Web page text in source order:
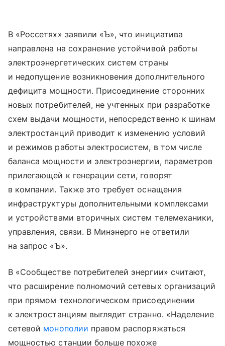
В «Россетях» заявили «Ъ», что инициатива
направлена на сохранение устойчивой работы
электроэнергетических систем страны
и недопущение возникновения дополнительного
дефицита мощности. Присоединение сторонних
новых потребителей, не учтенных при разработке
схем выдачи мощности, непосредственно к шинам
электростанций приводит к изменению условий
и режимов работы электросистем, в том числе
баланса мощности и электроэнергии, параметров
прилегающей к генерации сети, говорят
в компании. Также это требует оснащения
инфраструктуры дополнительными комплексами
и устройствами вторичных систем телемеханики,
управления, связи. В Минэнерго не ответили
на запрос «Ъ».
В «Сообществе потребителей энергии» считают,
что расширение полномочий сетевых организаций
при прямом технологическом присоединении
к электростанциям выглядит странно. «Наделение
сетевой монополии правом распоряжаться
мощностью станции больше похоже